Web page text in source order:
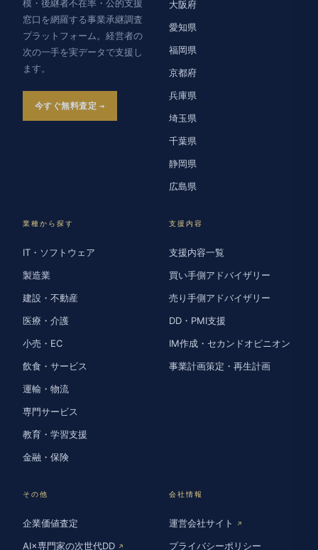
模・後継者不在率・公的支援
窓口を網羅する事業承継調査
プラットフォーム。経営者の
次の一手を実データで支援し
ます。
今すぐ無料査定
大阪府
愛知県
福岡県
京都府
兵庫県
埼玉県
千葉県
静岡県
広島県
業種から探す
IT・ソフトウェア
製造業
建設・不動産
医療・介護
小売・EC
飲食・サービス
運輸・物流
専門サービス
教育・学習支援
金融・保険
支援内容
支援内容一覧
買い手側アドバイザリー
売り手側アドバイザリー
DD・PMI支援
IM作成・セカンドオピニオン
事業計画策定・再生計画
その他
企業価値査定
AI×専門家の次世代DD ↗
会社情報
運営会社サイト ↗
プライバシーポリシー